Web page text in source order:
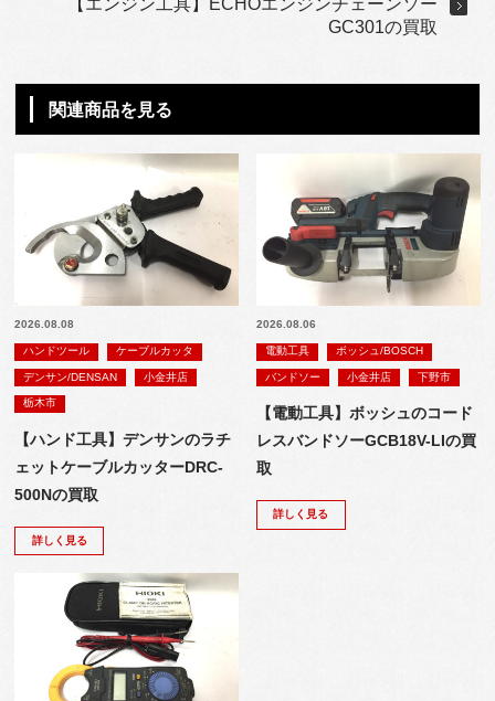
【エンジン工具】ECHOエンジンチェーンソー
GC301の買取
関連商品を見る
2026.08.08
ハンドツール ケーブルカッタ
デンサン/DENSAN 小金井店
栃木市
【ハンド工具】デンサンのラチ
ェットケーブルカッターDRC-
500Nの買取
詳しく見る
2026.08.06
電動工具 ボッシュ/BOSCH
バンドソー 小金井店 下野市
【電動工具】ボッシュのコード
レスバンドソーGCB18V-LIの買
取
詳しく見る